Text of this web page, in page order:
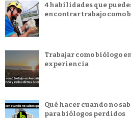
4 habilidades que
encontrar trabajo como
Trabajar como biólogo
experiencia
Qué hacer cuando no
para biólogos perdidos